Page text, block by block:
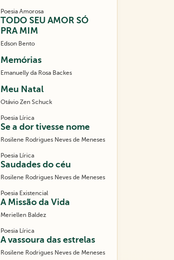
Poesia Amorosa
TODO SEU AMOR SÓ
PRA MIM
Edson Bento
Memórias
Emanuelly da Rosa Backes
Meu Natal
Otávio Zen Schuck
Poesia Lírica
Se a dor tivesse nome
Rosilene Rodrigues Neves de Meneses
Poesia Lírica
Saudades do céu
Rosilene Rodrigues Neves de Meneses
Poesia Existencial
A Missão da Vida
Meriellen Baldez
Poesia Lírica
A vassoura das estrelas
Rosilene Rodrigues Neves de Meneses